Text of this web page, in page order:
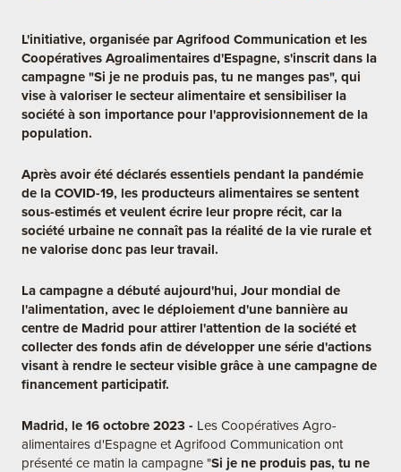
L'initiative, organisée par Agrifood Communication et les
Coopératives Agroalimentaires d'Espagne, s'inscrit dans la
campagne "Si je ne produis pas, tu ne manges pas", qui
vise à valoriser le secteur alimentaire et sensibiliser la
société à son importance pour l'approvisionnement de la
population.
Après avoir été déclarés essentiels pendant la pandémie
de la COVID-19, les producteurs alimentaires se sentent
sous-estimés et veulent écrire leur propre récit, car la
société urbaine ne connaît pas la réalité de la vie rurale et
ne valorise donc pas leur travail.
La campagne a débuté aujourd'hui, Jour mondial de
l'alimentation, avec le déploiement d'une bannière au
centre de Madrid pour attirer l'attention de la société et
collecter des fonds afin de développer une série d'actions
visant à rendre le secteur visible grâce à une campagne de
financement participatif.
Madrid, le 16 octobre 2023 - Les Coopératives Agro-
alimentaires d'Espagne et Agrifood Communication ont
présenté ce matin la campagne "Si je ne produis pas, tu ne